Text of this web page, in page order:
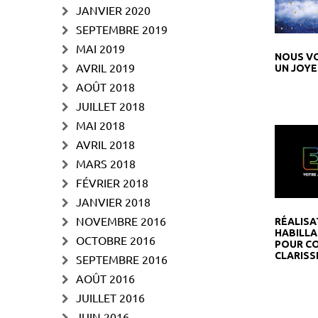
NOUS
UN
POUR
JANVIER 2020
SEPTEMBRE 2019
MAI 2019
AVRIL 2019
AOÛT 2018
JUILLET 2018
MAI 2018
AVRIL 2018
MARS 2018
FÉVRIER 2018
JANVIER 2018
NOVEMBRE 2016
OCTOBRE 2016
SEPTEMBRE 2016
AOÛT 2016
JUILLET 2016